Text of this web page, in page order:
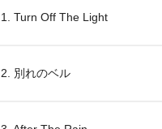
1. Turn Off The Light
2. 別れのベル